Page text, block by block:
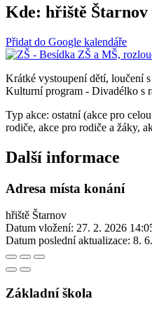
Kde: hřiště Štarnov
Přidat do Google kalendáře
Krátké vystoupení dětí, loučení
Kulturní program - Divadélko s
Typ akce: ostatní (akce pro
rodiče, akce pro rodiče a žáky,
Další informace
Adresa místa konání
hřiště Štarnov
Datum vložení: 27. 2. 2026
Datum poslední aktualizace: 8.
Základní škola